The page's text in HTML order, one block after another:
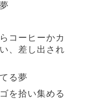
コーヒーかカ
、差し出され
る夢
を拾い集める